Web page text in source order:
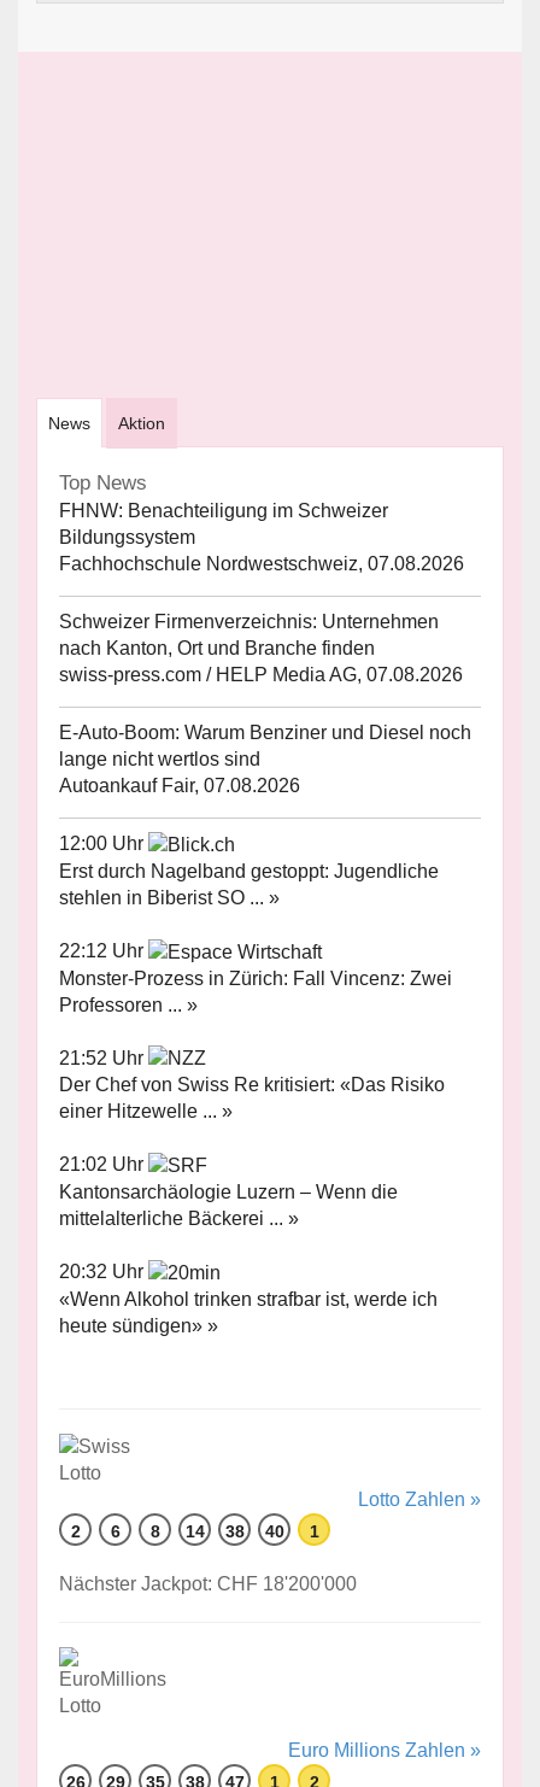
News Aktion
Top News
FHNW: Benachteiligung im Schweizer
Bildungssystem
Fachhochschule Nordwestschweiz, 07.08.2026
Schweizer Firmenverzeichnis: Unternehmen
nach Kanton, Ort und Branche finden
swiss-press.com / HELP Media AG, 07.08.2026
E-Auto-Boom: Warum Benziner und Diesel noch
lange nicht wertlos sind
Autoankauf Fair, 07.08.2026
12:00 Uhr
Erst durch Nagelband gestoppt: Jugendliche
stehlen in Biberist SO ... »
22:12 Uhr
Monster-Prozess in Zürich: Fall Vincenz: Zwei
Professoren ... »
21:52 Uhr
Der Chef von Swiss Re kritisiert: «Das Risiko
einer Hitzewelle ... »
21:02 Uhr
Kantonsarchäologie Luzern – Wenn die
mittelalterliche Bäckerei ... »
20:32 Uhr
«Wenn Alkohol trinken strafbar ist, werde ich
heute sündigen» »
Lotto Zahlen »
2 6 8 14 38 40 1
Nächster Jackpot: CHF 18'200'000
Euro Millions Zahlen »
26 29 35 38 47 1 2